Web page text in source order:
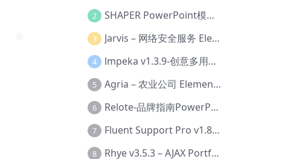
2 SHAPER PowerPoint模板【Dc-0184】
3 Jarvis – 网络安全服务 Elementor 模板套件【Aa-0035】
4 lmpeka v1.3.9-创意多用途 WordPress 主题【Be-0064】
5 Agria – 农业公司 Elementor Pro 模板套件【Aa-0003】
6 Relote-品牌指南PowerPoint模板【Dc-0076】
7 Fluent Support Pro v1.8.1 – WordPress 支持票务系统【Cc-0041】
8 Rhye v3.5.3 – AJAX Portfolio WordPress 主题【Bi-0049】